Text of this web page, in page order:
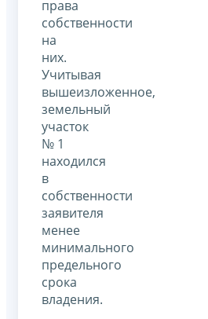
права
собственности
на
них.
Учитывая
вышеизложенное,
земельный
участок
№ 1
находился
в
собственности
заявителя
менее
минимального
предельного
срока
владения.